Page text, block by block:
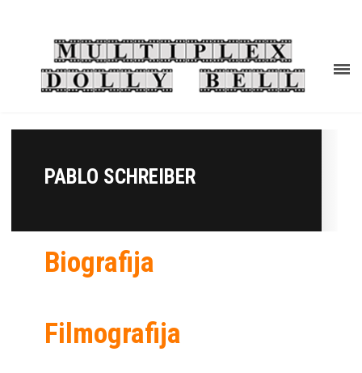
PABLO SCHREIBER
Biografija
Filmografija